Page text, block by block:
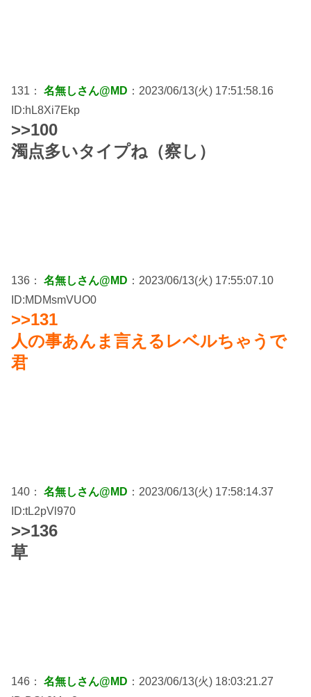
131： 名無しさん@MD ：2023/06/13(火) 17:51:58.16
ID:hL8Xi7Ekp
>>100
濁点多いタイプね（察し）
136： 名無しさん@MD ：2023/06/13(火) 17:55:07.10
ID:MDMsmVUO0
>>131
人の事あんま言えるレベルちゃうで
君
140： 名無しさん@MD ：2023/06/13(火) 17:58:14.37
ID:tL2pVl970
>>136
草
146： 名無しさん@MD ：2023/06/13(火) 18:03:21.27